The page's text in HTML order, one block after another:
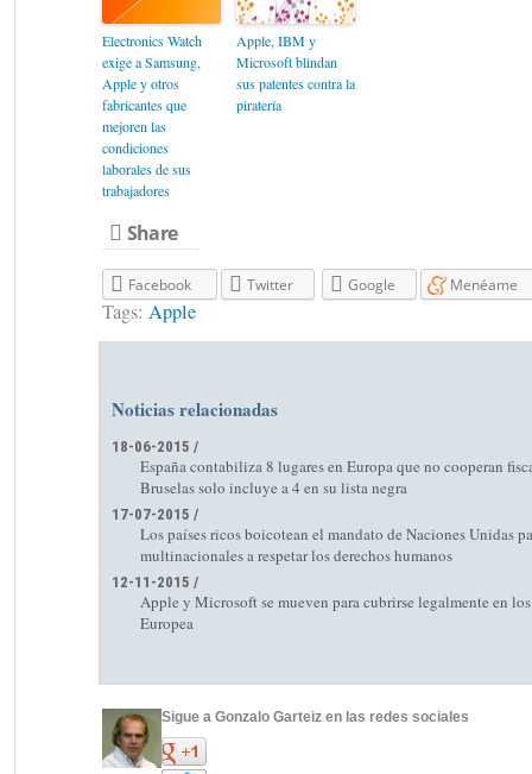
Electronics Watch
exige a Samsung,
Apple y otros
fabricantes que
mejoren las
condiciones
laborales de sus
trabajadores
Apple, IBM y
Microsoft blindan
sus patentes contra la
piratería
Share
Facebook Twitter Google Menéame
Tags: Apple
Noticias relacionadas
18-06-2015 /
España contabiliza 8 lugares en Europa que no cooperan
Bruselas solo incluye a 4 en su lista negra
17-07-2015 /
Los países ricos boicotean el mandato de Naciones Unidas
multinacionales a respetar los derechos humanos
12-11-2015 /
Apple y Microsoft se mueven para cubrirse legalmente en
Europea
Sigue a Gonzalo Garteiz en las redes sociales